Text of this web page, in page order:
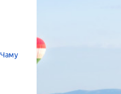
Чаму